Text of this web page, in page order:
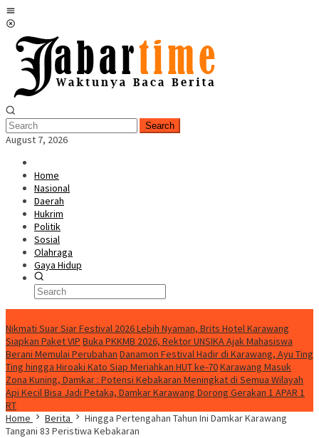
Skip
to
content
Search
August 7, 2026
Home
Nasional
Daerah
Hukrim
Politik
Sosial
Olahraga
Gaya Hidup
Nikmati Suar Siar Festival 2026 Lebih Nyaman, Brits Hotel Karawang
Siapkan Paket VIP Buka PKKMB 2026, Rektor UNSIKA Ajak Mahasiswa
Berani Memulai Perubahan Danamon Festival Hadir di Karawang, Ayu Ting
Ting hingga Hiroaki Kato Siap Meriahkan HUT ke-70Karawang Masuk
Zona Kuning, Damkar : Potensi Kebakaran Meningkat di Semua Wilayah
Api Kecil Bisa Jadi Petaka, Damkar Karawang Dorong Gerakan 1 APAR 1
RT
Home
Berita
Hingga Pertengahan Tahun Ini Damkar Karawang
Tangani 83 Peristiwa Kebakaran